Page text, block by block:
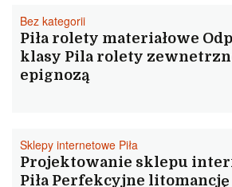
Bez kategorii
Piła rolety materiałowe
klasy Pila rolety
epignozą
Sklepy internetowe Piła
Projektowanie sklepu
Piła Perfekcyjne litomancję